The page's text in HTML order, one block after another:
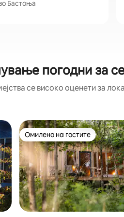
Бастоња
погодни за
се високо оценети за
Омилено на гостите
Омилено на гостите